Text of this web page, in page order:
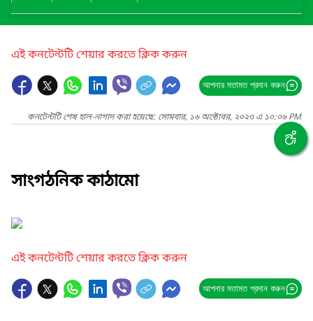
এই কনটেন্টটি শেয়ার করতে ক্লিক করুন
আপনার মতামত প্রদান করুন
কনটেন্টটি শেষ হাল-নাগাদ করা হয়েছে: সোমবার, ১৬ অক্টোবর, ২০২৩ এ ১০:০৬ PM
সাংগঠনিক কাঠামো
এই কনটেন্টটি শেয়ার করতে ক্লিক করুন
আপনার মতামত প্রদান করুন